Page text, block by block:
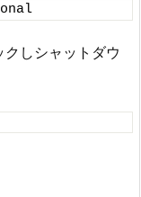
しシャットダウ